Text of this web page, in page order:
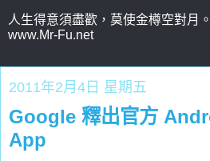
人生得意須盡歡，莫使金樽空對月。
www.Mr-Fu.net
2011年2月4日 星期五
Google 釋出官方
App